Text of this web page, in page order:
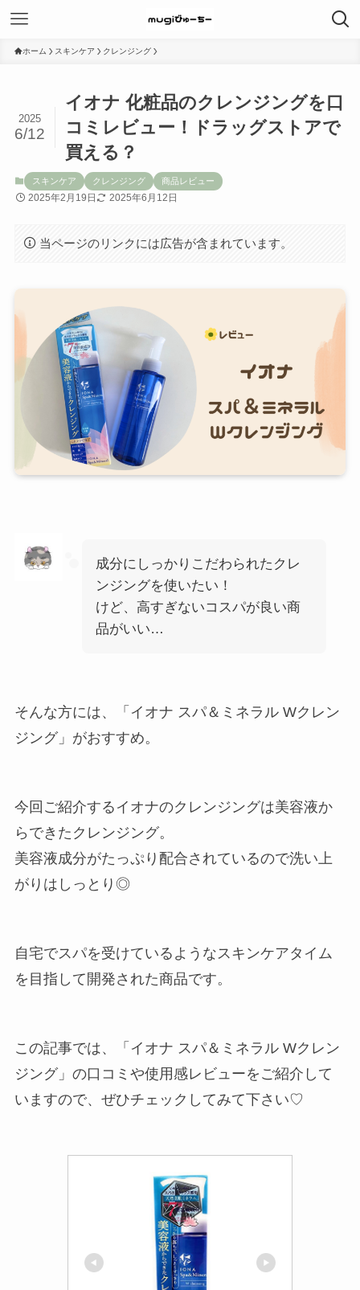
ホーム スキンケア クレンジング
イオナ 化粧品のクレンジングを口
コミレビュー！ドラッグストアで
買える？
2025
6/12
スキンケア クレンジング 商品レビュー
2025年2月19日 2025年6月12日
当ページのリンクには広告が含まれています。
成分にしっかりこだわられたクレ
ンジングを使いたい！
けど、高すぎないコスパが良い商
品がいい…
そんな方には、「イオナ スパ＆ミネラル Wクレン
ジング」がおすすめ。
今回ご紹介するイオナのクレンジングは美容液か
らできたクレンジング。
美容液成分がたっぷり配合されているので洗い上
がりはしっとり◎
自宅でスパを受けているようなスキンケアタイム
を目指して開発された商品です。
この記事では、「イオナ スパ＆ミネラル Wクレン
ジング」の口コミや使用感レビューをご紹介して
いますので、ぜひチェックしてみて下さい♡